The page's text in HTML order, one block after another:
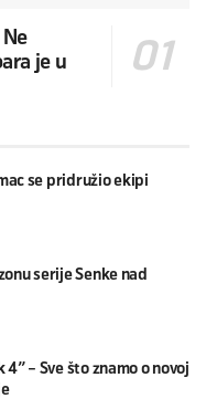
je u
se pridružio ekipi
serije Senke nad
– Sve što znamo o novoj